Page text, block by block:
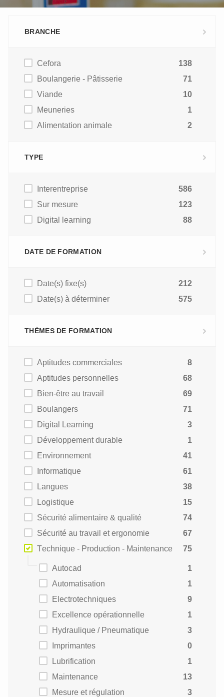
BRANCHE
Cefora
138
Boulangerie - Pâtisserie
71
Viande
10
Meuneries
1
Alimentation animale
2
TYPE
Interentreprise
586
Sur mesure
123
Digital learning
88
DATE DE FORMATION
Date(s) fixe(s)
212
Date(s) à déterminer
575
THÈMES DE FORMATION
Aptitudes commerciales
8
Aptitudes personnelles
68
Bien-être au travail
69
Boulangers
71
Digital Learning
3
Développement durable
1
Environnement
41
Informatique
61
Langues
38
Logistique
15
Sécurité alimentaire & qualité
74
Sécurité au travail et ergonomie
67
Technique - Production - Maintenance
75
Autocad
1
Automatisation
1
Electrotechniques
9
Excellence opérationnelle
1
Hydraulique / Pneumatique
3
Imprimantes
0
Lubrification
1
Maintenance
13
Mesure et régulation
3